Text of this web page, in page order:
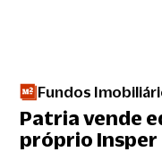
Fundos
Patria vende
próprio Insper